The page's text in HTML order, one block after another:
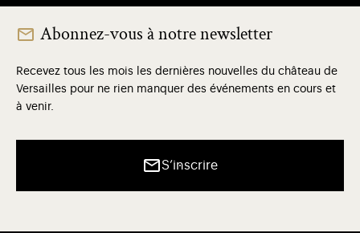
Abonnez-vous à notre newsletter
Recevez tous les mois les dernières nouvelles du château de
Versailles pour ne rien manquer des événements en cours et
à venir.
S’inscrire